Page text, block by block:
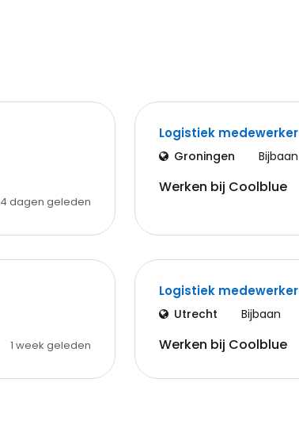
4 dagen geleden
Logistiek medewerker
Groningen Bijbaan
Werken bij Coolblue
1 week geleden
Logistiek medewerker
Utrecht Bijbaan
Werken bij Coolblue